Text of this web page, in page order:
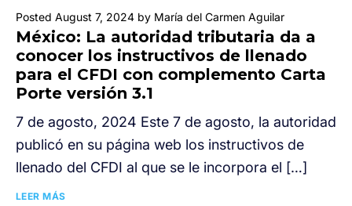
Posted August 7, 2024 by María del Carmen Aguilar
México: La autoridad tributaria da a
conocer los instructivos de llenado
para el CFDI con complemento Carta
Porte versión 3.1
7 de agosto, 2024 Este 7 de agosto, la autoridad
publicó en su página web los instructivos de
llenado del CFDI al que se le incorpora el […]
LEER MÁS